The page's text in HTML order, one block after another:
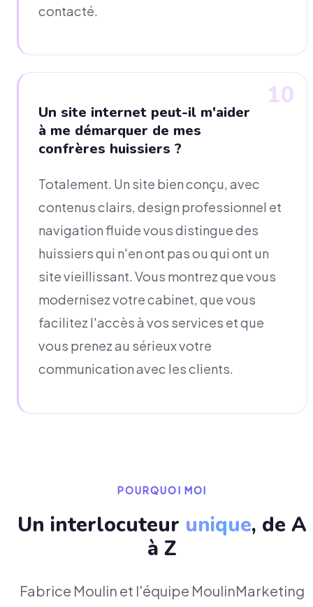
contacté.
10
Un site internet peut-il m'aider
à me démarquer de mes
confrères huissiers ?
Totalement. Un site bien conçu, avec
contenus clairs, design professionnel et
navigation fluide vous distingue des
huissiers qui n'en ont pas ou qui ont un
site vieillissant. Vous montrez que vous
modernisez votre cabinet, que vous
facilitez l'accès à vos services et que
vous prenez au sérieux votre
communication avec les clients.
POURQUOI MOI
Un interlocuteur unique, de A
à Z
Fabrice Moulin et l'équipe MoulinMarketing